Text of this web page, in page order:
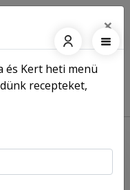
×
és Kert heti menü
recepteket,